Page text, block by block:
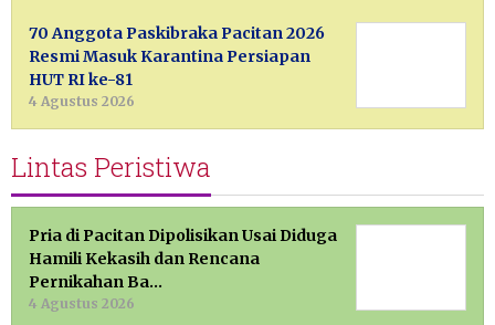
70 Anggota Paskibraka Pacitan 2026
Resmi Masuk Karantina Persiapan
HUT RI ke-81
4 Agustus 2026
Lintas Peristiwa
Pria di Pacitan Dipolisikan Usai Diduga
Hamili Kekasih dan Rencana
Pernikahan Ba…
4 Agustus 2026